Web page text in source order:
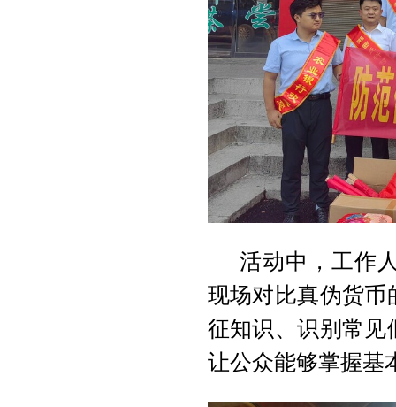
活动中，工作
现场对比真伪货币
征知识、识别常见
让公众能够掌握基